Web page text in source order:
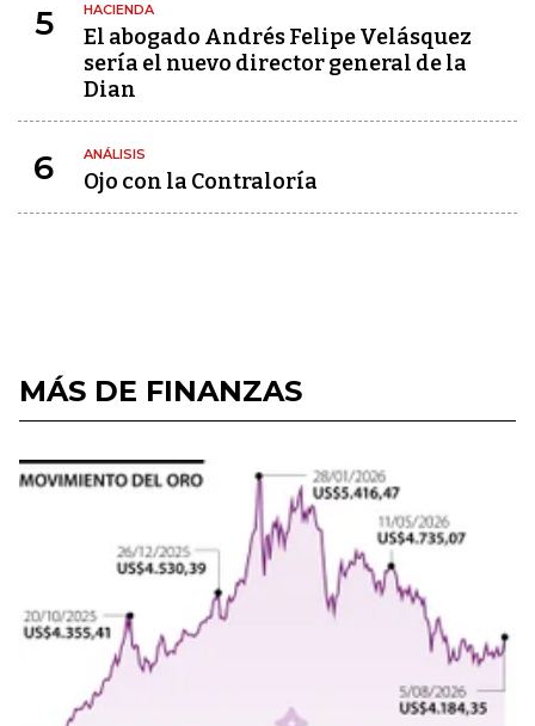
5 HACIENDA
El abogado Andrés Felipe Velásquez
sería el nuevo director general de la
Dian
6 ANÁLISIS
Ojo con la Contraloría
MÁS DE FINANZAS